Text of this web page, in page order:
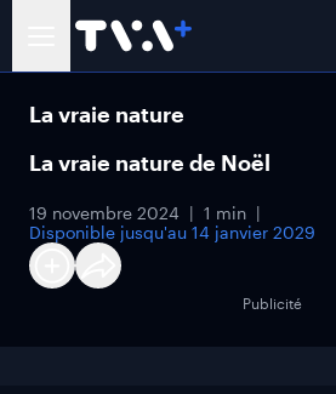
La vraie nature
La vraie nature de Noël
19 novembre 2024
1 min
Disponible jusqu'au 14 janvier 2029
Publicité